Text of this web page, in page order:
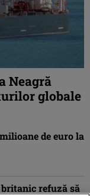
Neagră
globale
de euro la
refuză să